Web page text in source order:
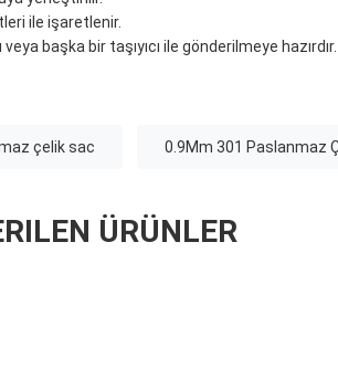
ile işaretlenir.
başka bir taşıyıcı ile gönderilmeye hazırdır.
çelik sac 0.9Mm 301 Paslanmaz
ÜRÜNLER